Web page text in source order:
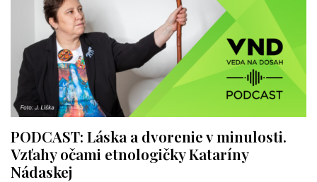
PODCAST: Láska a dvorenie v minulosti.
Vzťahy očami etnologičky Kataríny
Nádaskej